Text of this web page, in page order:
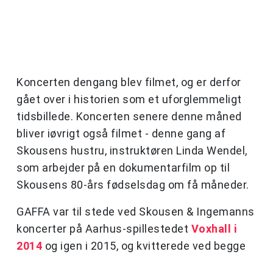
Koncerten dengang blev filmet, og er derfor
gået over i historien som et uforglemmeligt
tidsbillede. Koncerten senere denne måned
bliver iøvrigt også filmet - denne gang af
Skousens hustru, instruktøren Linda Wendel,
som arbejder på en dokumentarfilm op til
Skousens 80-års fødselsdag om få måneder.
GAFFA var til stede ved Skousen & Ingemanns
koncerter på Aarhus-spillestedet Voxhall i
2014 og igen i 2015, og kvitterede ved begge